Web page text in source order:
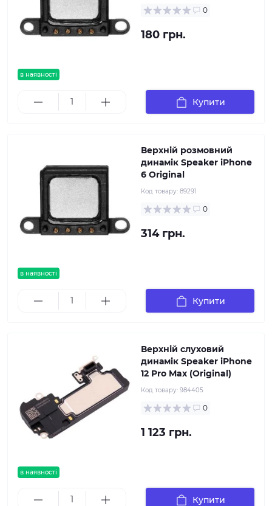
в наявності
0
180 грн.
Купити
в наявності
Верхній розмовний
динамік Speaker iPhone
6 Original
Код товару: 89291
0
314 грн.
Купити
в наявності
Верхній слуховий
динамік Speaker iPhone
12 Pro Max (Original)
Код товару: 984405
0
1 123 грн.
Купити